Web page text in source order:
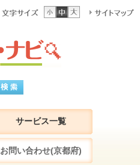
サービス一覧
お問い合わせ(京都府)